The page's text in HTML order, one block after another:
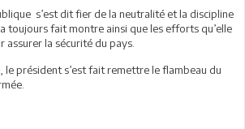
s’est dit fier de la neutralité et la discipline
toujours fait montre ainsi que les efforts qu’elle
la sécurité du pays.
le président s’est fait remettre le flambeau du